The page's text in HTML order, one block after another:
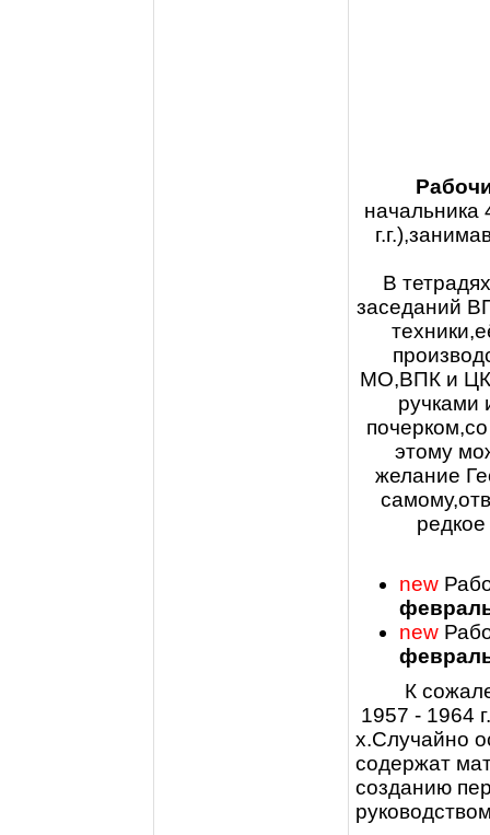
начальника
В
заседаний
МО,ВПК и ЦК
ручками
этому
желание
new
new
К
1957 - 1964
х.Случайно
содержат
созданию